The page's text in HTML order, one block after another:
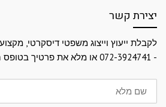
יצירת קשר
לקבלת ייעוץ וייצוג משפטי דיסקרטי,
- 072-3924741 או מלא את פרטיך בטופס הבא:
שם
מלא